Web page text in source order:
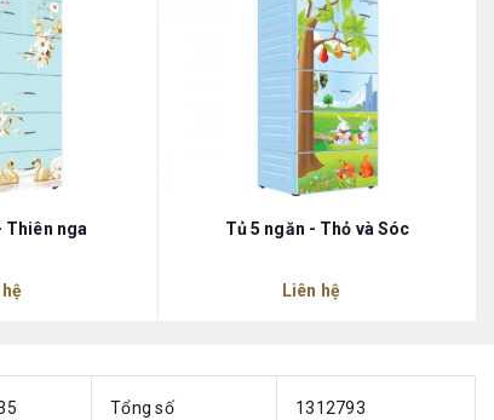
Thiên nga
hệ
Tủ 5 ngăn - Thỏ và Sóc
Liên hệ
Tổng số 1312793